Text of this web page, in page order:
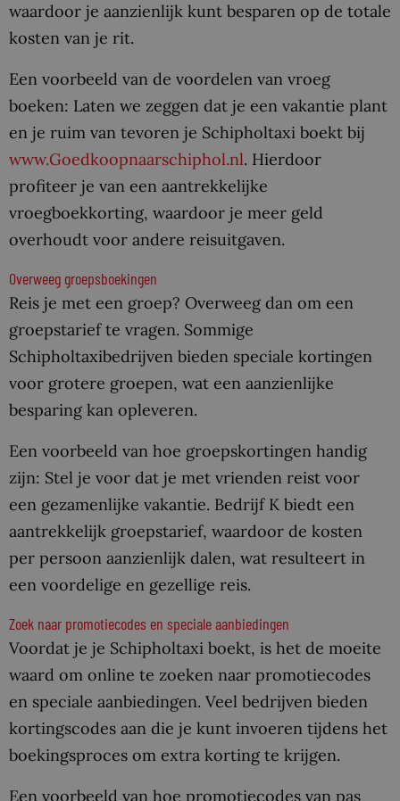
waardoor je aanzienlijk kunt besparen op de totale
kosten van je rit.
Een voorbeeld van de voordelen van vroeg
boeken: Laten we zeggen dat je een vakantie plant
en je ruim van tevoren je Schipholtaxi boekt bij
www.Goedkoopnaarschiphol.nl. Hierdoor
profiteer je van een aantrekkelijke
vroegboekkorting, waardoor je meer geld
overhoudt voor andere reisuitgaven.
Overweeg groepsboekingen
Reis je met een groep? Overweeg dan om een
groepstarief te vragen. Sommige
Schipholtaxibedrijven bieden speciale kortingen
voor grotere groepen, wat een aanzienlijke
besparing kan opleveren.
Een voorbeeld van hoe groepskortingen handig
zijn: Stel je voor dat je met vrienden reist voor
een gezamenlijke vakantie. Bedrijf K biedt een
aantrekkelijk groepstarief, waardoor de kosten
per persoon aanzienlijk dalen, wat resulteert in
een voordelige en gezellige reis.
Zoek naar promotiecodes en speciale aanbiedingen
Voordat je je Schipholtaxi boekt, is het de moeite
waard om online te zoeken naar promotiecodes
en speciale aanbiedingen. Veel bedrijven bieden
kortingscodes aan die je kunt invoeren tijdens het
boekingsproces om extra korting te krijgen.
Een voorbeeld van hoe promotiecodes van pas